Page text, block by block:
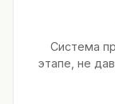
Система
этапе, не